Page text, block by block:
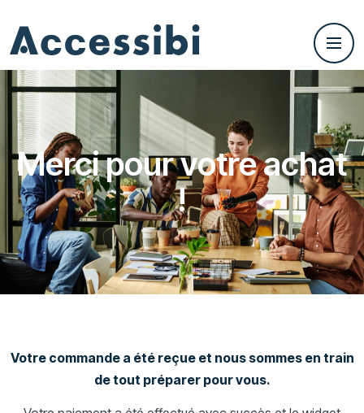
Merci pour votre achat
!
Votre commande a été reçue et nous sommes en train
de tout préparer pour vous.